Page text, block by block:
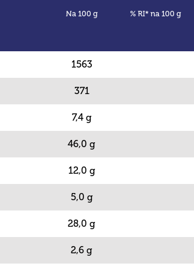
Na 100 g % RI* na 100 g
1563
371
7,4 g
46,0 g
12,0 g
5,0 g
28,0 g
2,6 g